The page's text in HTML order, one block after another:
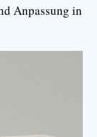
Anpassung in